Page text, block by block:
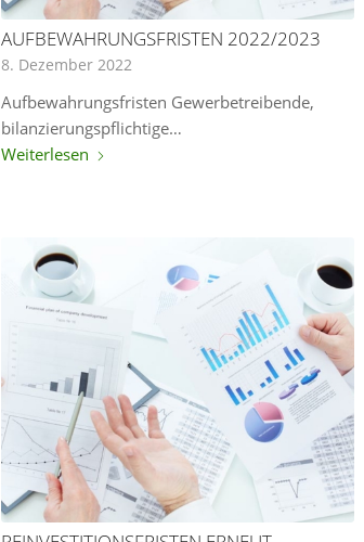
AUFBEWAHRUNGSFRISTEN 2022/2023
8. Dezember 2022
Aufbewahrungsfristen Gewerbetreibende,
bilanzierungspflichtige…
Weiterlesen